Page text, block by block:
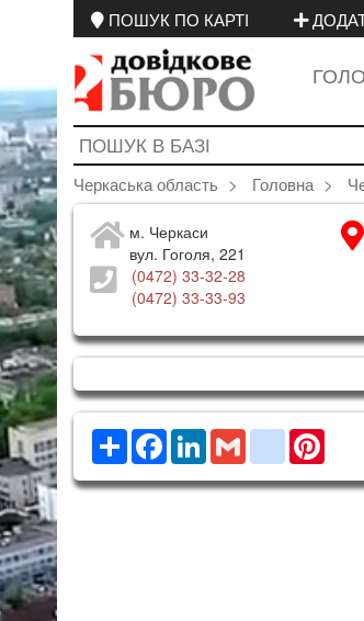
ПОШУК ПО КАРТІ
Черкаська область Головна
м. Черкаси
вул. Гоголя, 221
(0472) 33-32-28
(0472) 33-33-93
РесурсFacebook
LinkedInGmail